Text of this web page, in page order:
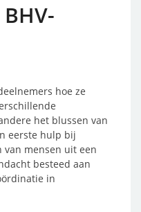
hoe ze
het blussen van
eerste hulp bij
van mensen uit een
besteed aan
in